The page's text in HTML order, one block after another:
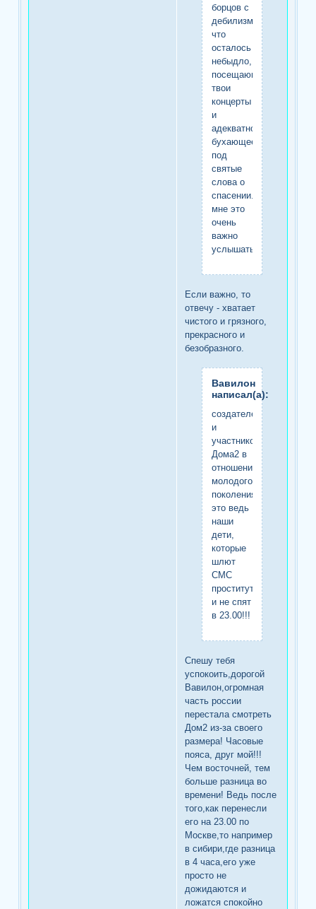
борцов с
дебилизмом,
что
осталось
небыдло,
посещающее
твои
концерты
и
адекватно
бухающее
под
святые
слова о
спасении.
мне это
очень
важно
услышать.
Если важно, то
отвечу - хватает
чистого и грязного,
прекрасного и
безобразного.
Вавилон
написал(а):
создателей
и
участников
Дома2 в
отношении
молодого
поколения.
это ведь
наши
дети,
которые
шлют
СМС
проституткам
и не спят
в 23.00!!!
Спешу тебя
успокоить,дорогой
Вавилон,огромная
часть россии
перестала смотреть
Дом2 из-за своего
размера! Часовые
пояса, друг мой!!!
Чем восточней, тем
больше разница во
времени! Ведь после
того,как перенесли
его на 23.00 по
Москве,то например
в сибири,где разница
в 4 часа,его уже
просто не
дожидаются и
ложатся спокойно